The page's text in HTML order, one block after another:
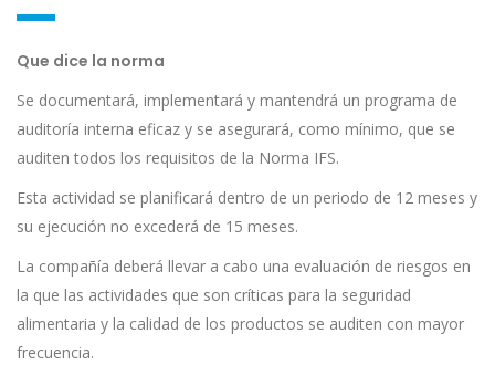
Que dice la norma
Se documentará, implementará y mantendrá un programa de
auditoría interna eficaz y se asegurará, como mínimo, que se
auditen todos los requisitos de la Norma IFS.
Esta actividad se planificará dentro de un periodo de 12 meses y
su ejecución no excederá de 15 meses.
La compañía deberá llevar a cabo una evaluación de riesgos en
la que las actividades que son críticas para la seguridad
alimentaria y la calidad de los productos se auditen con mayor
frecuencia.